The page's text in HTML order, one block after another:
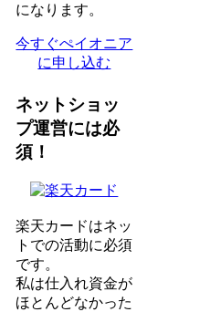
になります。
今すぐぺイオニア
に申し込む
ネットショッ
プ運営には必
須！
楽天カードはネッ
トでの活動に必須
です。
私は仕入れ資金が
ほとんどなかった